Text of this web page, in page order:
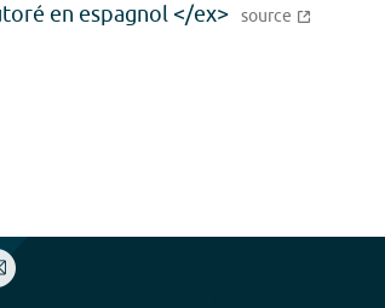
en espagnol </ex> source